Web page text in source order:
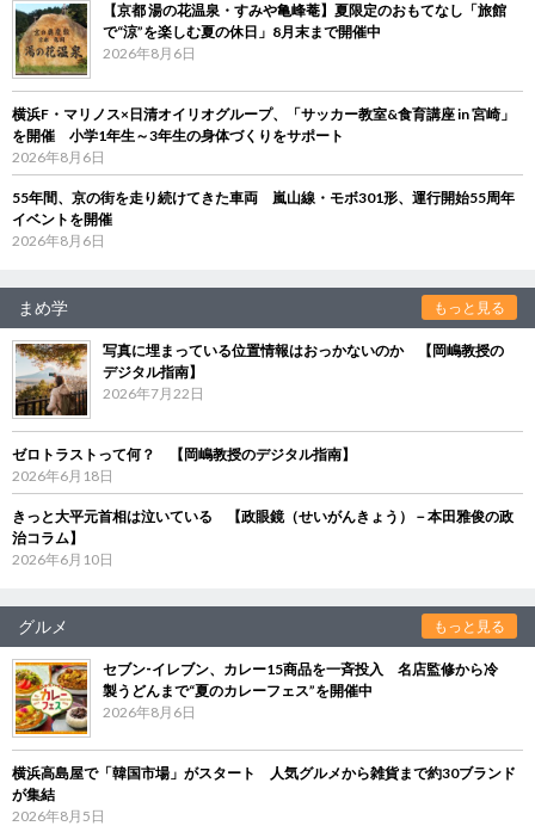
【京都 湯の花温泉・すみや亀峰菴】夏限定のおもてなし「旅館
で“涼”を楽しむ夏の休日」8月末まで開催中
2026年8月6日
横浜F・マリノス×日清オイリオグループ、「サッカー教室&食育講座 in 宮崎」
を開催 小学1年生～3年生の身体づくりをサポート
2026年8月6日
55年間、京の街を走り続けてきた車両 嵐山線・モボ301形、運行開始55周年
イベントを開催
2026年8月6日
まめ学 もっと見る
写真に埋まっている位置情報はおっかないのか 【岡嶋教授の
デジタル指南】
2026年7月22日
ゼロトラストって何？ 【岡嶋教授のデジタル指南】
2026年6月18日
きっと大平元首相は泣いている 【政眼鏡（せいがんきょう）－本田雅俊の政
治コラム】
2026年6月10日
グルメ もっと見る
セブン‐イレブン、カレー15商品を一斉投入 名店監修から冷
製うどんまで“夏のカレーフェス”を開催中
2026年8月6日
横浜高島屋で「韓国市場」がスタート 人気グルメから雑貨まで約30ブランド
が集結
2026年8月5日